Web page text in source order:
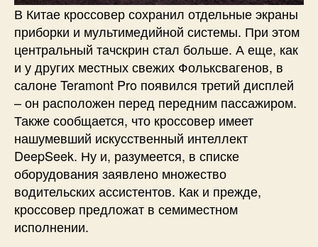
В Китае кроссовер сохранил отдельные экраны
приборки и мультимедийной системы. При этом
центральный тачскрин стал больше. А еще, как
и у других местных свежих Фольксвагенов, в
салоне Teramont Pro появился третий дисплей
– он расположен перед передним пассажиром.
Также сообщается, что кроссовер имеет
нашумевший искусственный интеллект
DeepSeek. Ну и, разумеется, в списке
оборудования заявлено множество
водительских ассистентов. Как и прежде,
кроссовер предложат в семиместном
исполнении.